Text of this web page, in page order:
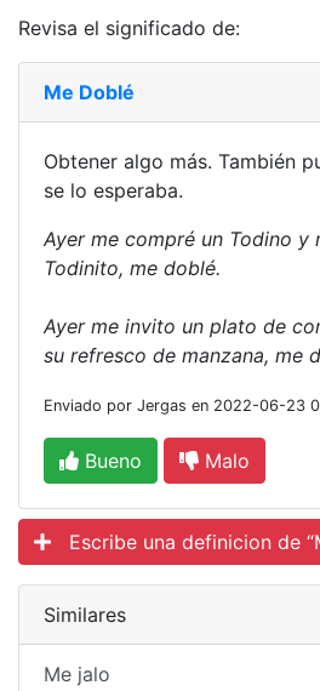
Revisa el significado de:
Me Doblé
Obtener algo más. También
se lo esperaba.
Ayer me compré un Todino y
Todinito, me doblé.
Ayer me invito un plato de
su refresco de manzana, me
Enviado por Jergas en 2022-06-23
Bueno Malo
Escribe una definicion de
Similares
Me jalo